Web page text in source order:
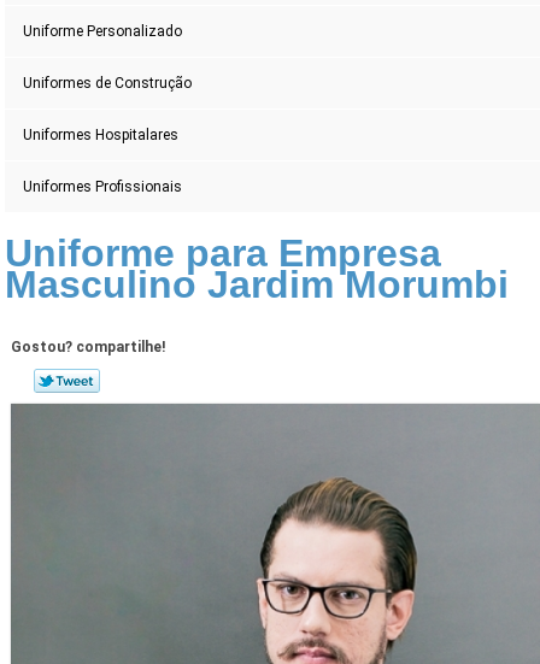
Uniforme Personalizado
Uniformes de Construção
Uniformes Hospitalares
Uniformes Profissionais
Uniforme para Empresa
Masculino Jardim Morumbi
Gostou? compartilhe!